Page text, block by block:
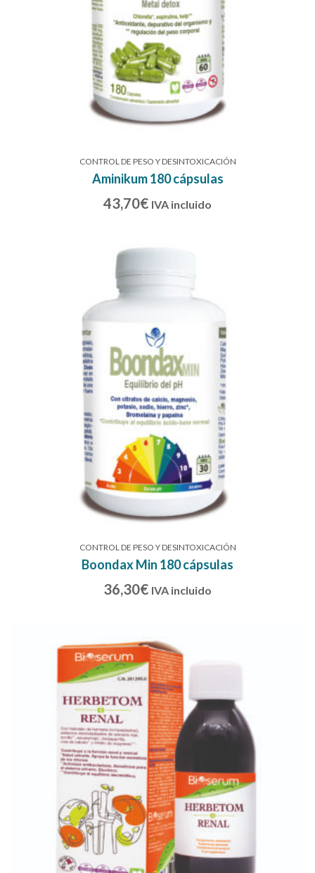
CONTROL DE PESO Y DESINTOXICACIÓN
Aminikum 180 cápsulas
43,70€ IVA incluido
CONTROL DE PESO Y DESINTOXICACIÓN
Boondax Min 180 cápsulas
36,30€ IVA incluido